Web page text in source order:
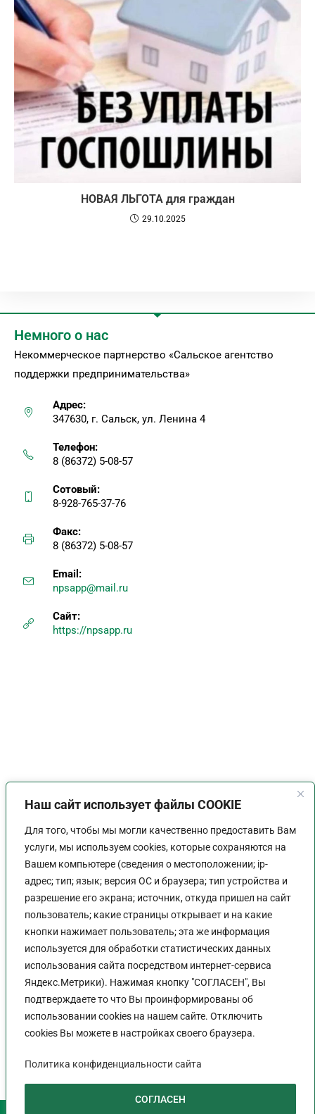
Наш сайт использует файлы COOKIE
Для того, чтобы мы могли качественно предоставить Вам
услуги, мы используем cookies, которые сохраняются на
Вашем компьютере (сведения о местоположении; ip-
адрес; тип; язык; версия ОС и браузера; тип устройства и
разрешение его экрана; источник, откуда пришел на сайт
пользователь; какие страницы открывает и на какие
кнопки нажимает пользователь; эта же информация
используется для обработки статистических данных
использования сайта посредством интернет-сервиса
Яндекс.Метрики). Нажимая кнопку "СОГЛАСЕН", Вы
подтверждаете то что Вы проинформированы об
использовании cookies на нашем сайте. Отключить
cookies Вы можете в настройках своего браузера.
Политика конфиденциальности сайта
СОГЛАСЕН
НОВАЯ ЛЬГОТА для граждан
29.10.2025
Немного о нас
Некоммерческое партнерство «Сальское агентство
поддержки предпринимательства»
Адрес:
347630, г. Сальск, ул. Ленина 4
Телефон:
8 (86372) 5-08-57
Сотовый:
8-928-765-37-76
Факс:
8 (86372) 5-08-57
Email:
npsapp@mail.ru
Сайт:
https://npsapp.ru
График работы
Пн-Пт:9:00 - 18:00
Перерыв:13:00 - 14:00
Выходной:Сб - Вс